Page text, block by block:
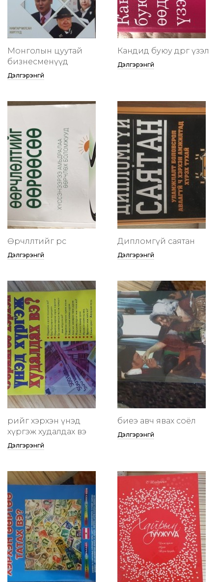
Монголын цуутай
бизнесменүүд
Дэлгэрэнгүй
Кандид буюу өөдрөг үзэл
Дэлгэрэнгүй
Өөрчлөлтийг өөрөөсөө
Дэлгэрэнгүй
Дипломгүй саятан
Дэлгэрэнгүй
өөрийгөө хэрхэн үнэд
хүргэж худалдах вэ
Дэлгэрэнгүй
биеэ авч явах соёл
Дэлгэрэнгүй